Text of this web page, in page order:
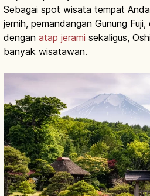
Sebagai spot wisata tempat
jernih, pemandangan Gunung
dengan atap jerami sekaligus,
banyak wisatawan.